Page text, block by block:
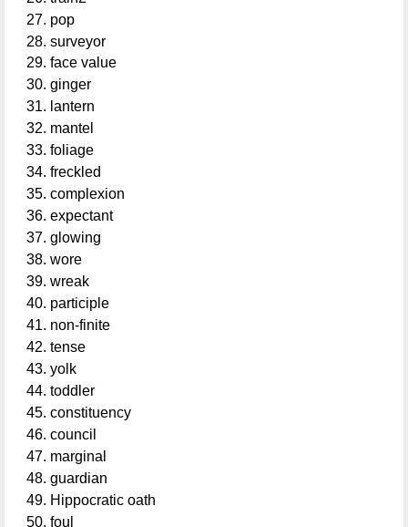
pop
surveyor
face value
ginger
lantern
mantel
foliage
freckled
complexion
expectant
glowing
wore
wreak
participle
non-finite
tense
yolk
toddler
constituency
council
marginal
guardian
Hippocratic oath
foul